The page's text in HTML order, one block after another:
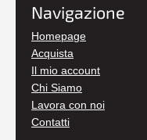
Navigazione
Homepage
Acquista
Il mio account
Chi Siamo
Lavora con noi
Contatti